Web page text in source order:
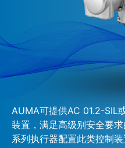
AUMA可提供AC 01.2-SIL
装置，满足高级别安全要
系列执行器配置此类控制